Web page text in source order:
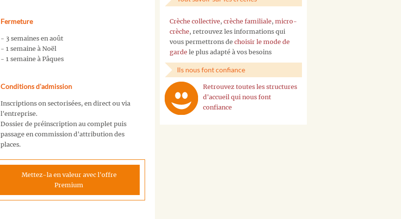
Fermeture
- 3 semaines en août
- 1 semaine à Noël
- 1 semaine à Pâques
Conditions d'admission
Inscriptions on sectorisées, en direct ou via
l'entreprise.
Dossier de préinscription au complet puis
passage en commission d'attribution des
places.
Mettez-la en valeur avec l'offre
Premium
Crèche collective, crèche familiale, micro-
crèche, retrouvez les informations qui
vous permettrons de choisir le mode de
garde le plus adapté à vos besoins
Ils nous font confiance
Retrouvez toutes les structures
d'accueil qui nous font
confiance